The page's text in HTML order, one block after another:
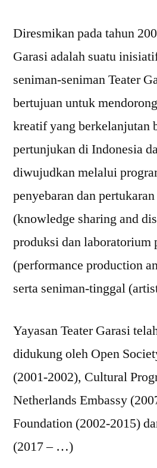
Diresmikan pada tahun
Garasi adalah suatu
seniman-seniman Teater
bertujuan untuk
kreatif yang berkelanjutan
pertunjukan di Indonesia
diwujudkan melalui
penyebaran dan
(knowledge sharing and
produksi dan laboratorium
(performance production
serta seniman-tinggal
Yayasan Teater Garasi
didukung oleh Open
(2001-2002), Cultural
Netherlands Embassy
Foundation (2002-2015)
(2017 – …)